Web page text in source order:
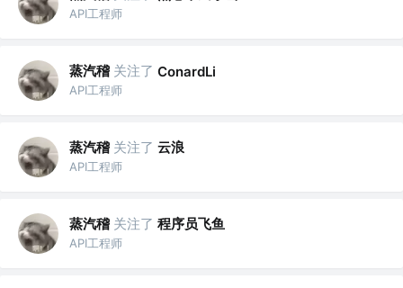
API工程师
蒸汽稽 关注了 ConardLi
API工程师
蒸汽稽 关注了 云浪
API工程师
蒸汽稽 关注了 程序员飞鱼
API工程师